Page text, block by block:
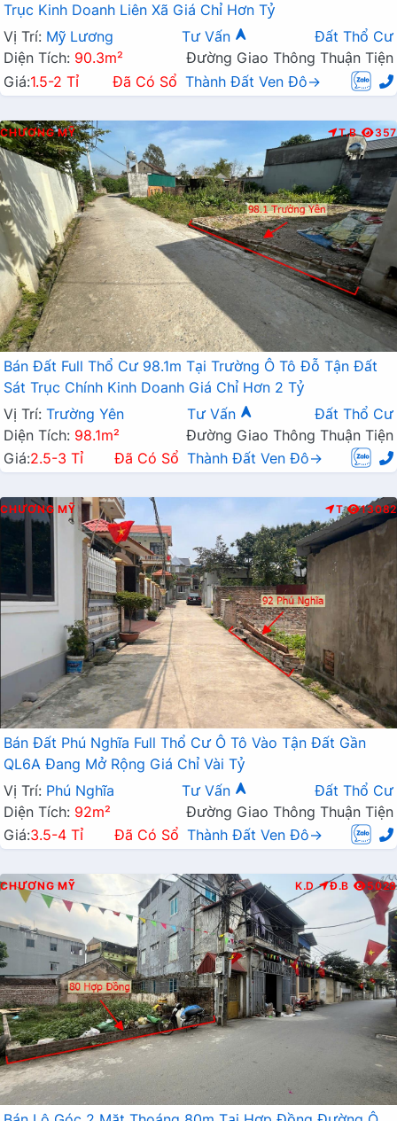
Trục Kinh Doanh Liên Xã Giá Chỉ Hơn Tỷ
Vị Trí: Mỹ Lương Tư Vấn
Đất Thổ Cư
Diện Tích: 90.3m²
Đường Giao Thông Thuận Tiện
Giá:1.5-2 Tỉ Đã Có Sổ Thành Đất Ven Đô→
CHƯƠNG MỸ T.B 357
Bán Đất Full Thổ Cư 98.1m Tại Trường Ô Tô Đỗ Tận Đất
Sát Trục Chính Kinh Doanh Giá Chỉ Hơn 2 Tỷ
Vị Trí: Trường Yên Tư Vấn
Đất Thổ Cư
Diện Tích: 98.1m²
Đường Giao Thông Thuận Tiện
Giá:2.5-3 Tỉ Đã Có Sổ Thành Đất Ven Đô→
CHƯƠNG MỸ T 13082
Bán Đất Phú Nghĩa Full Thổ Cư Ô Tô Vào Tận Đất Gần
QL6A Đang Mở Rộng Giá Chỉ Vài Tỷ
Vị Trí: Phú Nghĩa Tư Vấn
Đất Thổ Cư
Diện Tích: 92m²
Đường Giao Thông Thuận Tiện
Giá:3.5-4 Tỉ Đã Có Sổ Thành Đất Ven Đô→
CHƯƠNG MỸ K.D Đ.B 5028